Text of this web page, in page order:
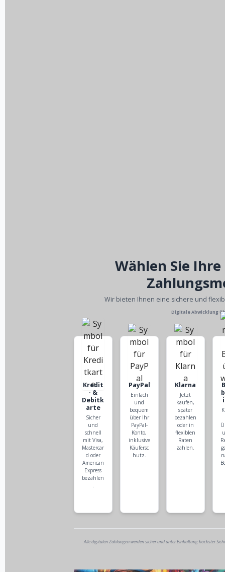
Wählen Sie
Wir bieten Ihnen eine sichere und
Digitale Abwicklung
Kredit
- &
Debitk
arte
Sicher
und
schnell
mit Visa,
Mastercar
d oder
American
Express
bezahlen
.
PayPal
Einfach
und
bequem
über Ihr
PayPal-
Konto,
inklusive
Käufersc
hutz.
Klarna
Jetzt
kaufen,
später
bezahlen
oder in
flexiblen
Raten
zahlen.
Alle digitalen Zahlungen werden sicher und unter Einhaltung höchster